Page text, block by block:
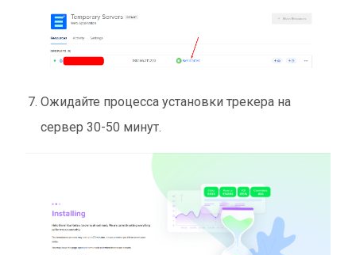
Ожидайте процесса установки трекера на
сервер 30-50 минут.